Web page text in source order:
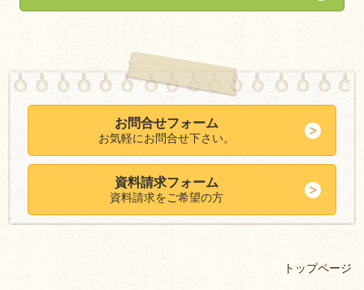
お問合せフォーム
お気軽にお問合せ下さい。
資料請求フォーム
資料請求をご希望の方
トップページ